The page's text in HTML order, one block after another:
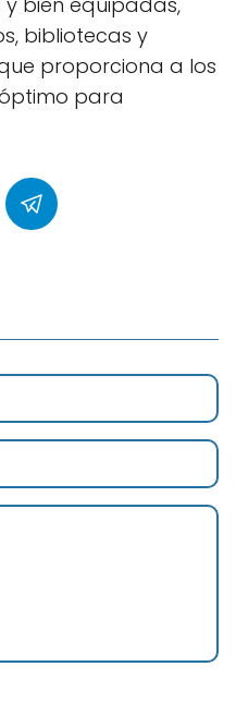
bibliotecas y
proporciona a los
para